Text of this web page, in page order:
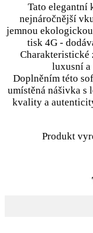
Tato elegantní
nejnáročnější
jemnou
tisk 4G -
Charakteristické
luxusní a
Doplněním této
umístěná nášivka s
kvality a
Produkt